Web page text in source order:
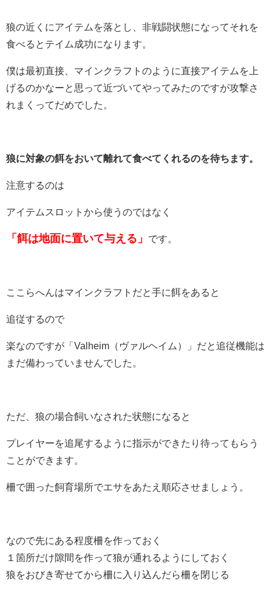
狼の近くにアイテムを落とし、非戦闘状態になってそれを
食べるとテイム成功になります。
僕は最初直接、マインクラフトのように直接アイテムを上
げるのかなーと思って近づいてやってみたのですが攻撃さ
れまくってだめでした。
狼に対象の餌をおいて離れて食べてくれるのを待ちます。
注意するのは
アイテムスロットから使うのではなく
「餌は地面に置いて与える」 です。
ここらへんはマインクラフトだと手に餌をあると
追従するので
楽なのですが「Valheim（ヴァルヘイム）」だと追従機能は
まだ備わっていませんでした。
ただ、狼の場合飼いなされた状態になると
プレイヤーを追尾するように指示ができたり待ってもらう
ことができます。
柵で囲った飼育場所でエサをあたえ順応させましょう。
なので先にある程度柵を作っておく
１箇所だけ隙間を作って狼が通れるようにしておく
狼をおびき寄せてから柵に入り込んだら柵を閉じる